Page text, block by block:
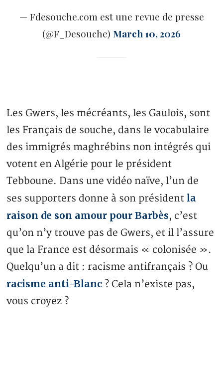
— Fdesouche.com est une revue de presse
(@F_Desouche) March 10, 2026
Les Gwers, les mécréants, les Gaulois, sont
les Français de souche, dans le vocabulaire
des immigrés maghrébins non intégrés qui
votent en Algérie pour le président
Tebboune. Dans une vidéo naïve, l’un de
ses supporters donne à son président la
raison de son amour pour Barbès, c’est
qu’on n’y trouve pas de Gwers, et il l’assure
que la France est désormais « colonisée ».
Quelqu’un a dit : racisme antifrançais ? Ou
racisme anti-Blanc ? Cela n’existe pas,
vous croyez ?